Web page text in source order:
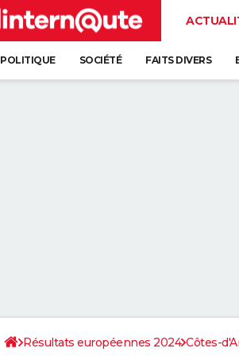
POLITIQUE SOCIÉTÉ FAITS DIVERS
Résultats européennes 2024 Côtes-